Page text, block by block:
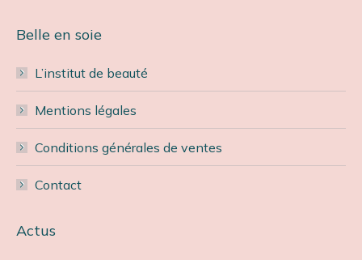
Belle en soie
L’institut de beauté
Mentions légales
Conditions générales de ventes
Contact
Actus